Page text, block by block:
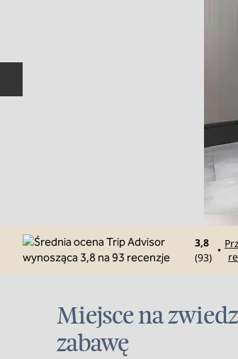
3,8
(93)
•
Miejsce na
zabawę